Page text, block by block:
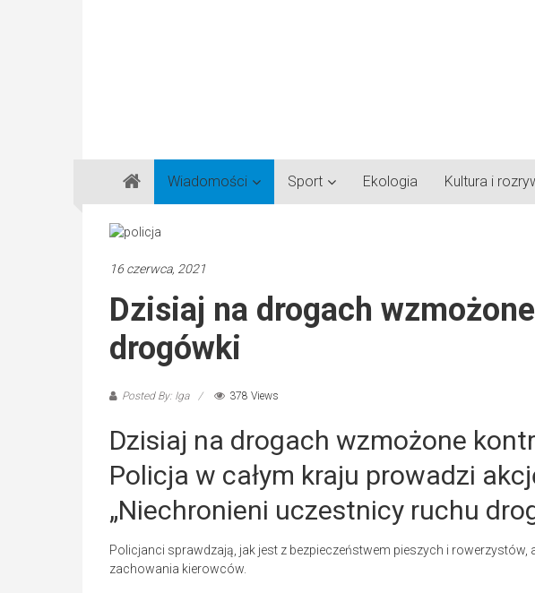
Gazeta
Regionalna
Częstochowa,
Lubliniec,
Wiadomości Sport Ekologia Kultura i
16 czerwca, 2021
Dzisiaj na drogach
drogówki
Posted By: Iga 378 Views
Dzisiaj na drogach wzmożone
Policja w całym kraju prowadzi
„Niechronieni uczestnicy ruchu
Policjanci sprawdzają, jak jest z bezpieczeństwem pieszych i rowerzystów,
zachowania kierowców.